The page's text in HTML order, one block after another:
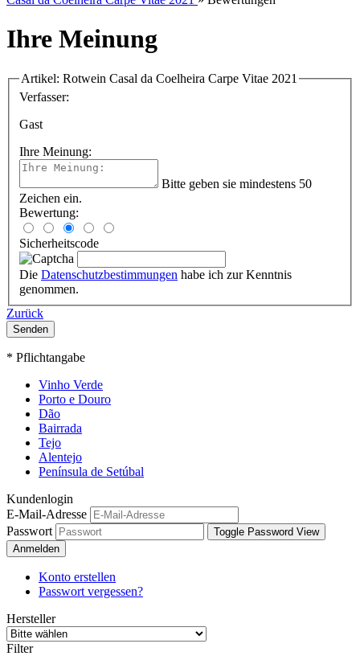
Ihre Meinung
Artikel: Rotwein Casal da Coelheira Carpe Vitae 2021
Verfasser:
Gast
Ihre Meinung:
Bitte geben sie mindestens 50
Zeichen ein.
Bewertung:
Sicherheitscode
Die Datenschutzbestimmungen habe ich zur Kenntnis
genommen.
Zurück
Senden
* Pflichtangabe
Vinho Verde
Porto e Douro
Dão
Bairrada
Tejo
Alentejo
Península de Setúbal
Kundenlogin
E-Mail-Adresse
Passwort
Toggle Password View
Anmelden
Konto erstellen
Passwort vergessen?
Hersteller
Filter